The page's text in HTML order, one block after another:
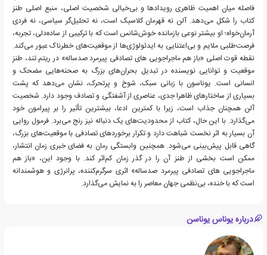
فاصله میان اهمیت ظاهری رویدادها و بی‌خیالی شخصیت اصلی، منبع اصلی طنز
کتاب را شکل می‌دهد. آلن نه قهرمان کلاسیک است، نه تحلیل‌گر سیاسی، نه فردی
آرمان‌خواه؛ او بیشتر نوعی بازمانده خوش‌شانس است که با ترکیبی از ساده‌دلی، تجربه،
فرصت‌طلبی ملایم و بی‌اعتنایی به ایدئولوژی‌ها از موقعیت‌های خطرناک عبور می‌کند.
نقطه قوت اصلی «باز هم ماجراجویی های تصادفی پیرمرد صدساله» در ریتم تند، طنز
موقعیت و توانایی نویسنده در تبدیل بحران‌های بزرگ به صحنه‌هایی مضحک و
انسانی است. یوناسون با زبانی سبک، شوخ و پرتحرک، نشان می‌دهد که پشت
بسیاری از ساختارهای ظاهرا جدی، عناصری از آشفتگی و تصادف وجود دارد. شخصیت
آلن همچنان جذاب است، زیرا با کمترین ادعا، بیشترین تأثیر را بر پیرامون خود
می‌گذارد. با این حال، کتاب از محدودیت‌های یک دنباله نیز رنج می‌برد. فرمول روایی
آن بسیار به اثر نخست شباهت دارد و تکرار برخوردهای تصادفی با موقعیت‌های بزرگ،
گاهی قابل پیش‌بینی می‌شود. همچنین وابستگی رمان به فضای خبری زمان انتشار،
ممکن است بخشی از طنز آن را در گذر زمان کم‌اثر کند. با وجود این، «باز هم
ماجراجویی های تصادفی پیرمرد صدساله» اثری سرگرم‌کننده، پرانرژی و هوشمندانه
است که با خنده، بی‌نظمی جهان معاصر را به نمایش می‌گذارد.
درباره یوناس یوناسن